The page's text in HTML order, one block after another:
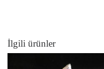
İlgili ürünler